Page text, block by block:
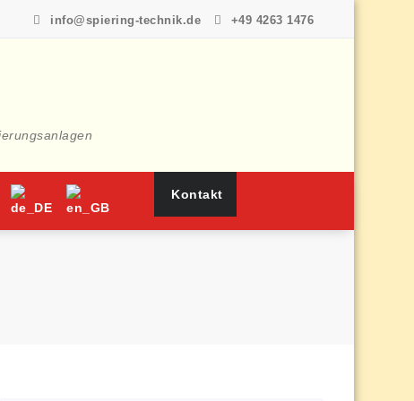
info@spiering-technik.de +49 4263 1476
Kontakt